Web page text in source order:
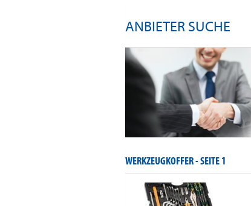
ANBIETER SUCHE
WERKZEUGKOFFER -SEITE 1